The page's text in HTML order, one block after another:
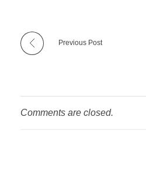
Previous Post
Comments are closed.